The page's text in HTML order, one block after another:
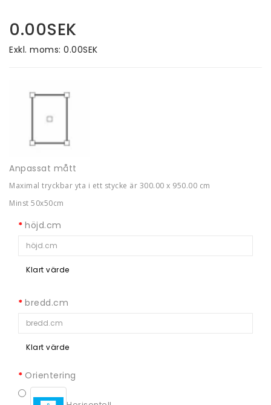
0.00SEK
Exkl. moms: 0.00SEK
Anpassat mått
Maximal tryckbar yta i ett stycke är 300.00 x 950.00 cm
Minst 50x50cm
höjd.cm
Klart värde
bredd.cm
Klart värde
Orientering